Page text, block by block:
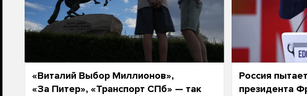
«Виталий Выбор Миллионов»,
«За Питер», «Транспорт СПб» — так
Россия
президента